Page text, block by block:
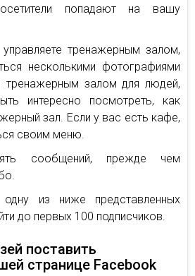
попадают на вашу
тренажерным залом,
несколькими фотографиями
залом для людей,
интересно посмотреть, как
зал. Если у вас есть кафе,
своим меню.
пять сообщений, прежде чем
одну из ниже представленных
до первых 100 подписчиков.
поставить
странице Facebook